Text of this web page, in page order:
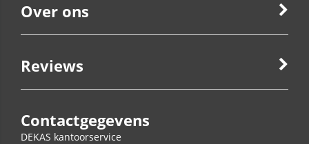
Over ons
Reviews
Contactgegevens
DEKAS kantoorservice